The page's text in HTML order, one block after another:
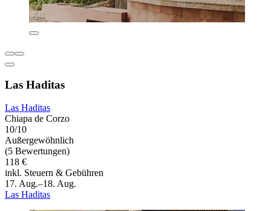
Las Haditas
Las Haditas
Chiapa de Corzo
10/10
Außergewöhnlich
(5 Bewertungen)
118 €
inkl. Steuern & Gebühren
17. Aug.–18. Aug.
Las Haditas